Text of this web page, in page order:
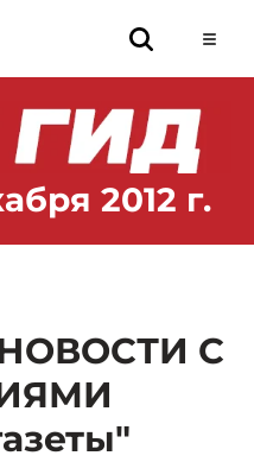
2012 г.
С